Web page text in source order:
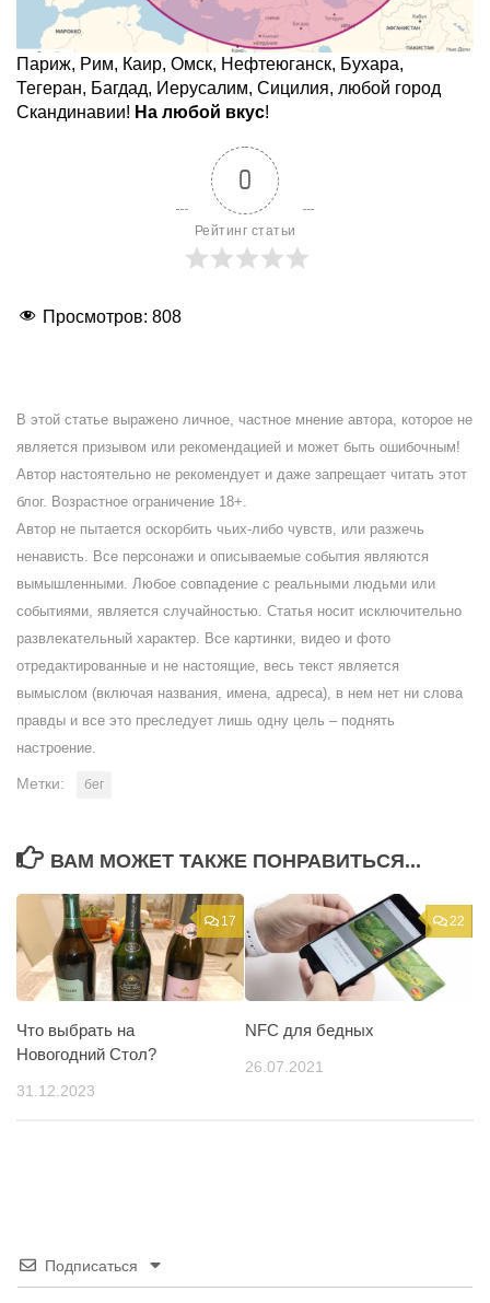
Париж, Рим, Каир, Омск, Нефтеюганск, Бухара,
Тегеран, Багдад, Иерусалим, Сицилия, любой город
Скандинавии! На любой вкус!
0
Рейтинг статьи
Просмотров: 808
В этой статье выражено личное, частное мнение автора, которое не
является призывом или рекомендацией и может быть ошибочным!
Автор настоятельно не рекомендует и даже запрещает читать этот
блог. Возрастное ограничение 18+.
Автор не пытается оскорбить чьих-либо чувств, или разжечь
ненависть. Все персонажи и описываемые события являются
вымышленными. Любое совпадение с реальными людьми или
событиями, является случайностью. Статья носит исключительно
развлекательный характер. Все картинки, видео и фото
отредактированные и не настоящие, весь текст является
вымыслом (включая названия, имена, адреса), в нем нет ни слова
правды и все это преследует лишь одну цель – поднять
настроение.
Метки: бег
ВАМ МОЖЕТ ТАКЖЕ ПОНРАВИТЬСЯ...
17
Что выбрать на
Новогодний Стол?
31.12.2023
22
NFC для бедных
26.07.2021
Подписаться